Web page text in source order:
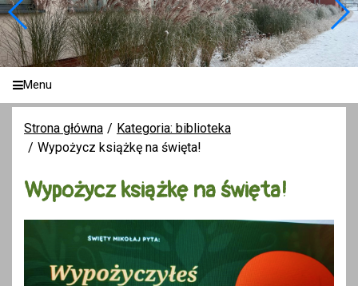
Menu
Strona główna
Kategoria: biblioteka
Wypożycz książkę na święta!
Wypożycz książkę na święta!